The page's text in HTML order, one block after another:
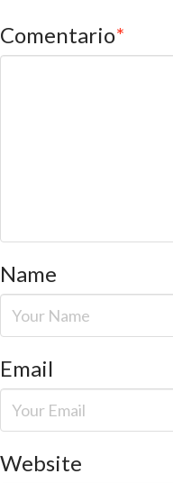
Comentario*
Name
Email
Website